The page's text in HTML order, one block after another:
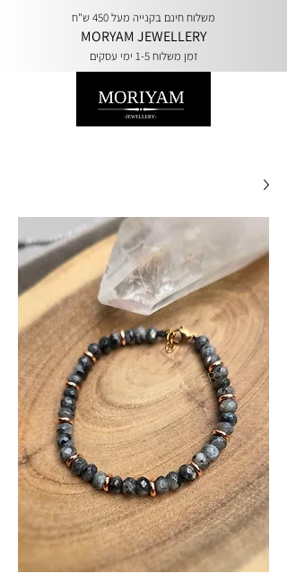
משלוח חינם בקנייה מעל 450 ש"ח
MORYAM JEWELLERY
זמן משלוח 1-5 ימי עסקים